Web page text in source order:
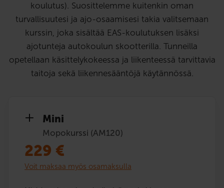
koulutus). Suosittelemme kuitenkin oman
turvallisuutesi ja ajo-osaamisesi takia valitsemaan
kurssin, joka sisältää EAS-koulutuksen lisäksi
ajotunteja autokoulun skootterilla. Tunneilla
opetellaan käsittelykokeessa ja liikenteessä tarvittavia
taitoja sekä liikennesääntöjä käytännössä.
Mini
Mopokurssi (AM120)
229 €
Voit maksaa myös osamaksulla